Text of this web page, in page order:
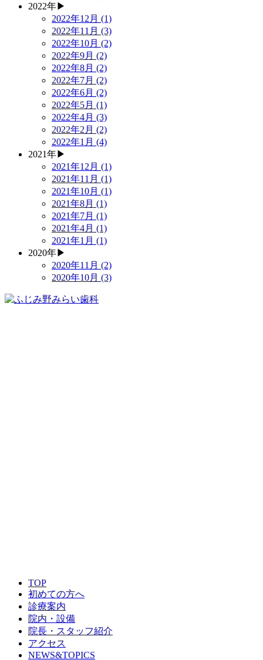
2022年▶
2022年12月 (1)
2022年11月 (3)
2022年10月 (2)
2022年9月 (2)
2022年8月 (2)
2022年7月 (2)
2022年6月 (2)
2022年5月 (1)
2022年4月 (3)
2022年2月 (2)
2022年1月 (4)
2021年▶
2021年12月 (1)
2021年11月 (1)
2021年10月 (1)
2021年8月 (1)
2021年7月 (1)
2021年4月 (1)
2021年1月 (1)
2020年▶
2020年11月 (2)
2020年10月 (3)
TOP
初めての方へ
診療案内
院内・設備
院長・スタッフ紹介
アクセス
NEWS&TOPICS